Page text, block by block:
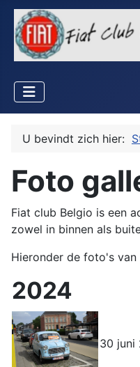
U bevindt zich hier:
Foto
Fiat club Belgio is een
zowel in binnen als
Hieronder de foto's
2024
30 juni